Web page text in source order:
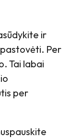
ir
pastovėti. Per
Tai labai
per